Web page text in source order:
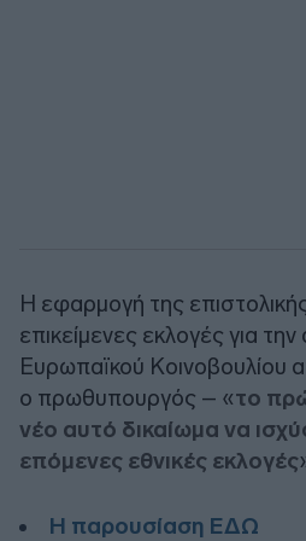
Η εφαρμογή της
επικείμενες εκλογές για
Ευρωπαϊκού Κοινοβουλίου
ο πρωθυπουργός – «το
νέο αυτό δικαίωμα να
επόμενες εθνικές εκλογές
Η παρουσίαση ΕΔΩ